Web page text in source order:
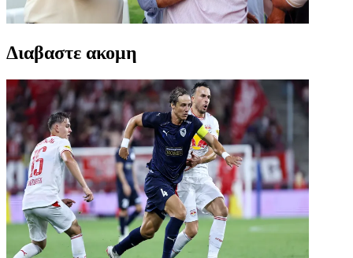
Διαβαστε ακομη